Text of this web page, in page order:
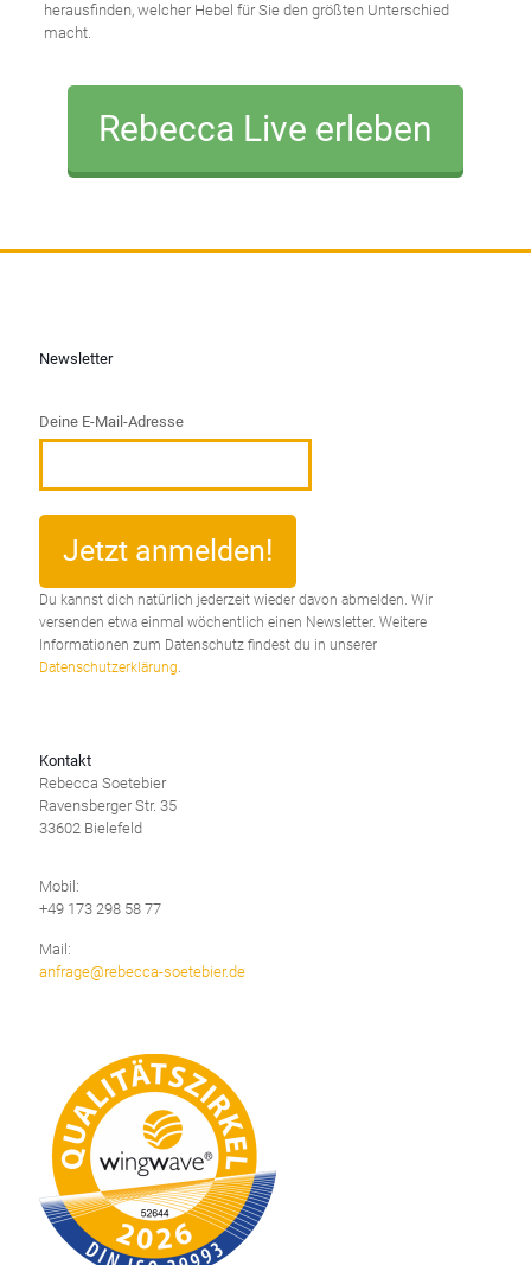
herausfinden, welcher Hebel für Sie den größten Unterschied
macht.
Rebecca Live erleben
Kontakt
Rebecca Soetebier
Ravensberger Str. 35
33602 Bielefeld
Mobil:
+49 173 298 58 77
Mail:
anfrage@rebecca-soetebier.de
Newsletter
Deine E-Mail-Adresse
Du kannst dich natürlich jederzeit wieder davon abmelden. Wir
versenden etwa einmal wöchentlich einen Newsletter. Weitere
Informationen zum Datenschutz findest du in unserer
Datenschutzerklärung.